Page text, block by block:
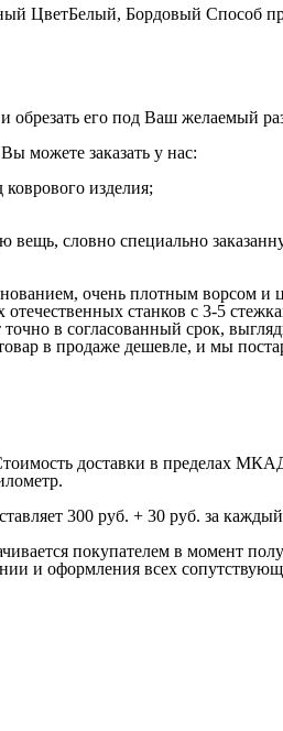
ЦветБелый, Бордовый Способ
его под Ваш желаемый
можете заказать у нас:
изделия;
вещь, словно специально
очень плотным ворсом и
станков с 3-5
в согласованный срок,
в продаже дешевле, и мы
доставки в пределах
300 руб. + 30 руб. за
покупателем в момент
и оформления всех